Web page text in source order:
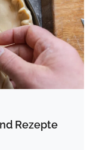
Rezepte